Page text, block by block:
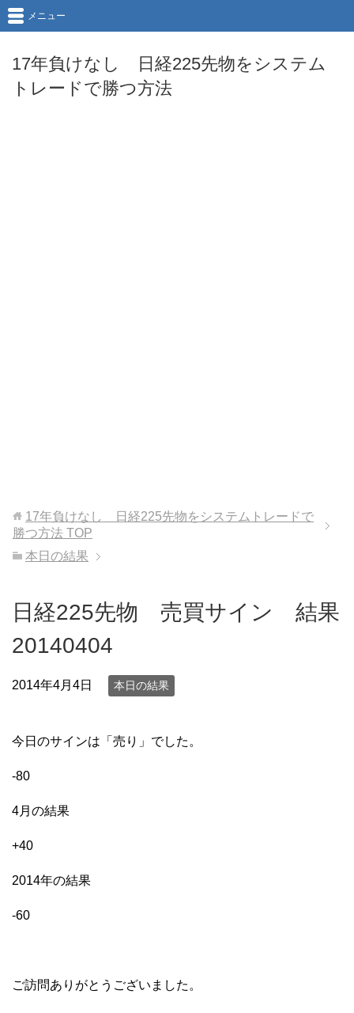
17年負けなし 日経225先物をシステム
トレードで勝つ方法
メニュー
17年負けなし 日経225先物をシステムトレードで
勝つ方法 TOP
本日の結果
日経225先物 売買サイン 結果
20140404
2014年4月4日 本日の結果
今日のサインは「売り」でした。
-80
4月の結果
+40
2014年の結果
-60
ご訪問ありがとうございました。